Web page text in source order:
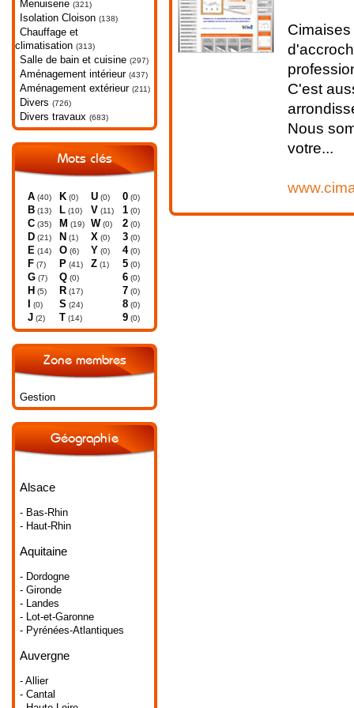
Menuiserie (321)
Isolation Cloison (138)
Chauffage et
climatisation (313)
Salle de bain et cuisine (297)
Aménagement intérieur (437)
Aménagement extérieur (211)
Divers (726)
Divers travaux (683)
Mots clés
A (40)
B (13)
C (35)
D (21)
E (14)
F (7)
G (7)
H (5)
(0)
J (2)
K (0)
L (10)
M (19)
N (1)
O (6)
P (41)
Q (0)
R (17)
S (24)
T (14)
U (0)
V (11)
W (0)
X (0)
Y (0)
Z (1)
0 (0)
1 (0)
2 (0)
3 (0)
4(0)
5 (0)
6 (0)
7 (0)
8 (0)
9 (0)
Zone membres
Gestion
Géographie
Alsace
- Bas-Rhin
- Haut-Rhin
Aquitaine
- Dordogne
- Gironde
- Landes
- Lot-et-Garonne
- Pyrénées-Atlantiques
Auvergne
- Allier
- Cantal
C'est
Nous
votre...